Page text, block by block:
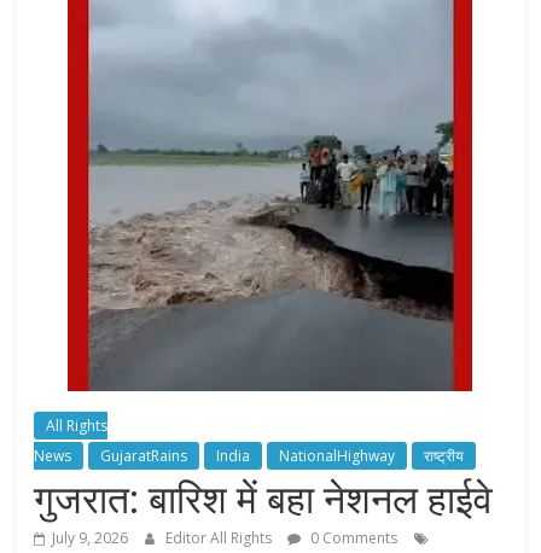
All Rights
News
GujaratRains India NationalHighway राष्ट्रीय
गुजरात: बारिश में बहा नेशनल हाईवे
July 9, 2026 Editor All Rights
0 Comments